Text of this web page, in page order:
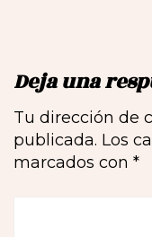
Deja una
Tu dirección de
publicada. Los
marcados con *